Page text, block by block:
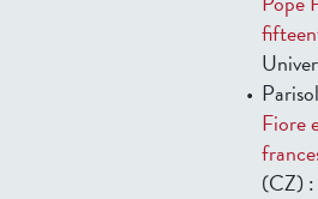
Fiore
(CZ)